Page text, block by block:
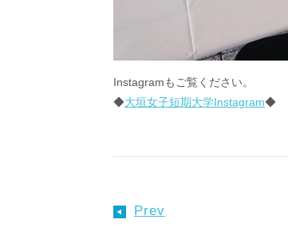
Instagramもご覧ください。
◆大垣女子短期大学Instagram◆
Prev